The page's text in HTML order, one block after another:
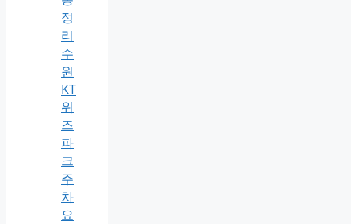
정
리
수
원
KT
위
즈
파
크
주
차
요